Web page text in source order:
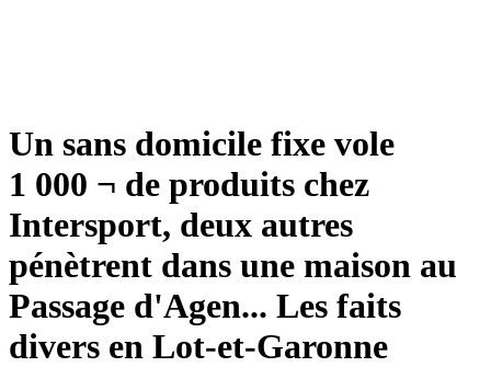
Un sans domicile fixe vole
1 000 ¬ de produits chez
Intersport, deux autres
pénètrent dans une maison au
Passage d'Agen... Les faits
divers en Lot-et-Garonne